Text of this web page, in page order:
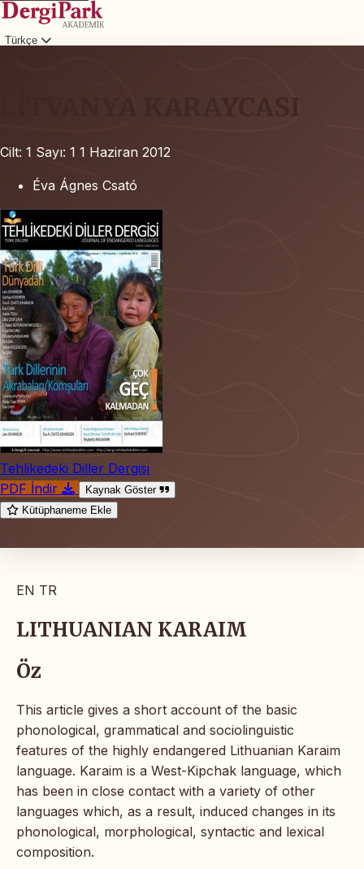
Türkçe
LİTVANYA KARAYCASI
Cilt: 1 Sayı: 1 1 Haziran 2012
Éva Ágnes Csató
Tehlikedeki Diller Dergisi
PDF İndir
Kaynak Göster
Kütüphaneme Ekle
EN TR
LITHUANIAN KARAIM
Öz
This article gives a short account of the basic
phonological, grammatical and sociolinguistic
features of the highly endangered Lithuanian Karaim
language. Karaim is a West-Kipchak language, which
has been in close contact with a variety of other
languages which, as a result, induced changes in its
phonological, morphological, syntactic and lexical
composition.